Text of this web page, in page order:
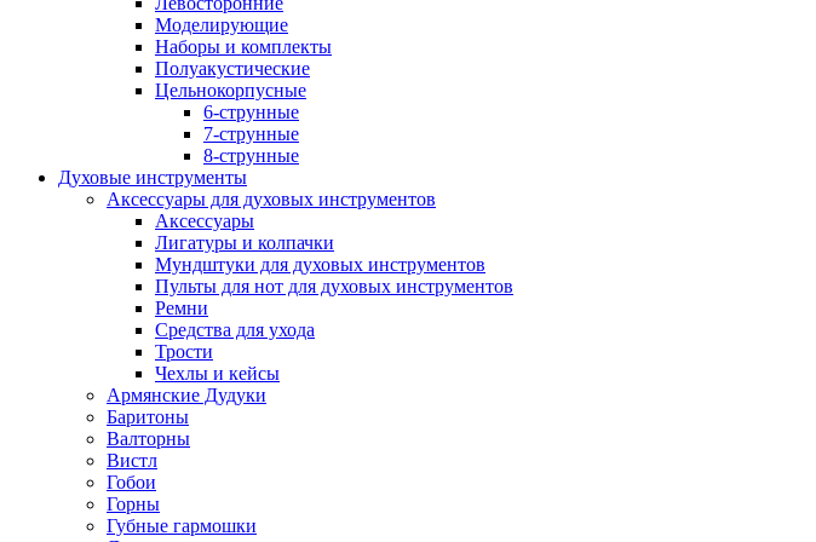
Моделирующие
Наборы и комплекты
Полуакустические
Цельнокорпусные
6-струнные
7-струнные
8-струнные
Духовые инструменты
Аксессуары для духовых инструментов
Аксессуары
Лигатуры и колпачки
Мундштуки для духовых инструментов
Пульты для нот для духовых инструментов
Ремни
Средства для ухода
Трости
Чехлы и кейсы
Армянские Дудуки
Баритоны
Валторны
Вистл
Гобои
Горны
Губные гармошки